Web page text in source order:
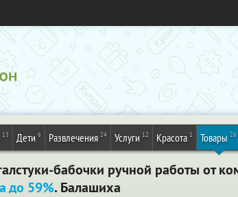
13 Дети 6 Развлечения 24 Услуги 12 Красота 1 Товары 26
бабочки ручной работы от
до 59%. Балашиха